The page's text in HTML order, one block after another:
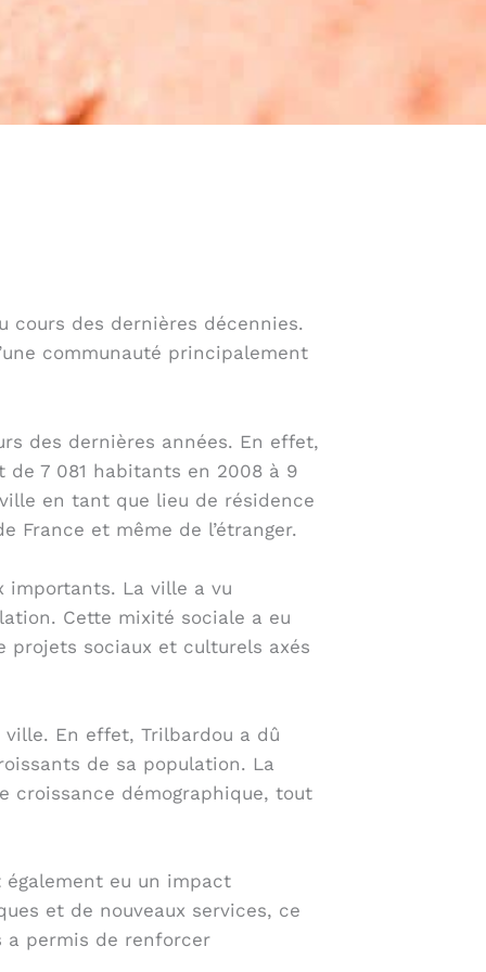
cours des dernières décennies.
communauté principalement
des dernières années. En effet,
de 7 081 habitants en 2008 à 9
en tant que lieu de résidence
France et même de l’étranger.
importants. La ville a vu
Cette mixité sociale a eu
sociaux et culturels axés
ville. En effet, Trilbardou a dû
de sa population. La
croissance démographique, tout
également eu un impact
et de nouveaux services, ce
a permis de renforcer